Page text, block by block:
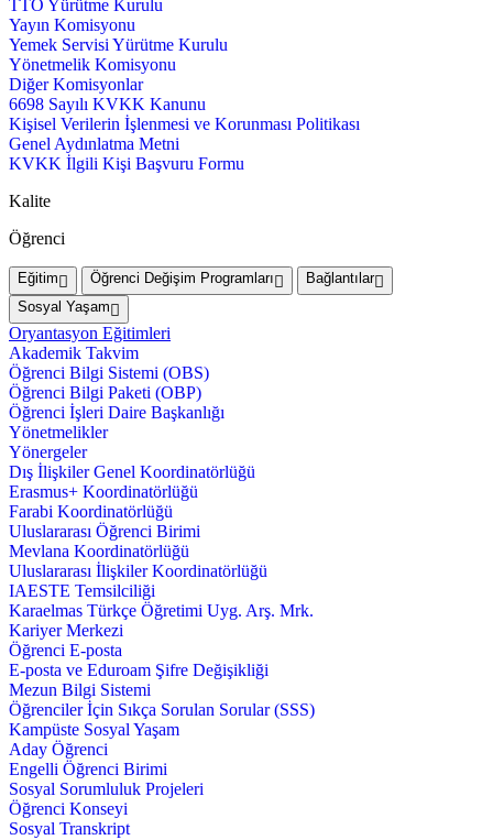
TTO Yürütme Kurulu
Yayın Komisyonu
Yemek Servisi Yürütme Kurulu
Yönetmelik Komisyonu
Diğer Komisyonlar
6698 Sayılı KVKK Kanunu
Kişisel Verilerin İşlenmesi ve Korunması Politikası
Genel Aydınlatma Metni
KVKK İlgili Kişi Başvuru Formu
Kalite
Öğrenci
Eğitim Öğrenci Değişim Programları
Bağlantılar
Sosyal Yaşam
Oryantasyon Eğitimleri
Akademik Takvim
Öğrenci Bilgi Sistemi (OBS)
Öğrenci Bilgi Paketi (OBP)
Öğrenci İşleri Daire Başkanlığı
Yönetmelikler
Yönergeler
Dış İlişkiler Genel Koordinatörlüğü
Erasmus+ Koordinatörlüğü
Farabi Koordinatörlüğü
Uluslararası Öğrenci Birimi
Mevlana Koordinatörlüğü
Uluslararası İlişkiler Koordinatörlüğü
IAESTE Temsilciliği
Karaelmas Türkçe Öğretimi Uyg. Arş. Mrk.
Kariyer Merkezi
Öğrenci E-posta
E-posta ve Eduroam Şifre Değişikliği
Mezun Bilgi Sistemi
Öğrenciler İçin Sıkça Sorulan Sorular (SSS)
Kampüste Sosyal Yaşam
Aday Öğrenci
Engelli Öğrenci Birimi
Sosyal Sorumluluk Projeleri
Öğrenci Konseyi
Sosyal Transkript